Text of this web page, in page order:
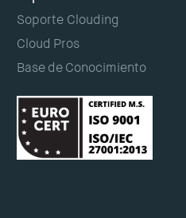
Soporte Clouding
Cloud Pros
Base de Conocimiento